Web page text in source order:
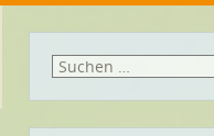
Suchen